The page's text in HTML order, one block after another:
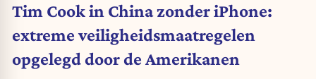
opgelegd door de Amerikanen
Tim Cook in China zonder iPhone:
extreme veiligheidsmaatregelen
opgelegd door de Amerikanen